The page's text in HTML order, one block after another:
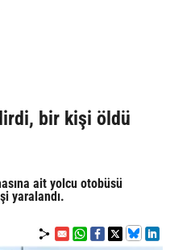
bir kişi öldü
ait yolcu otobüsü
yaralandı.